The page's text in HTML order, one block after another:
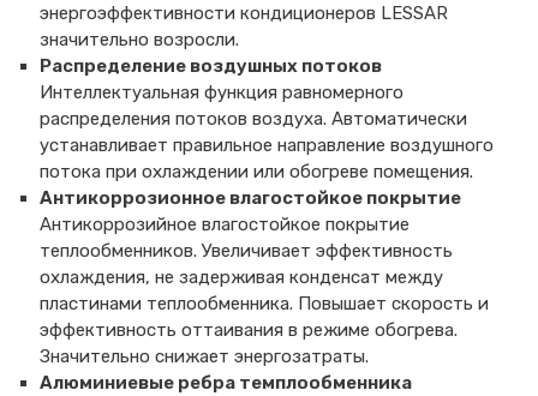
энергоэффективности кондиционеров LESSAR
значительно возросли.
Распределение воздушных потоков
Интеллектуальная функция равномерного
распределения потоков воздуха. Автоматически
устанавливает правильное направление воздушного
потока при охлаждении или обогреве помещения.
Антикоррозионное влагостойкое покрытие
Антикоррозийное влагостойкое покрытие
теплообменников. Увеличивает эффективность
охлаждения, не задерживая конденсат между
пластинами теплообменника. Повышает скорость и
эффективность оттаивания в режиме обогрева.
Значительно снижает энергозатраты.
Алюминиевые ребра темплообменника